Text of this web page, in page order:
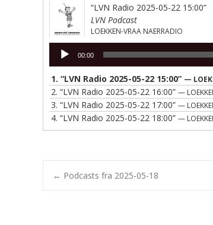
“LVN Radio 2025-05-22 15:00”
LVN Podcast
LOEKKEN-VRAA NAERRADIO
Lydafspiller
00:00
1. “LVN Radio 2025-05-22 15:00” —
2. “LVN Radio 2025-05-22 16:00” —
3. “LVN Radio 2025-05-22 17:00” —
4. “LVN Radio 2025-05-22 18:00” —
Post
← Podcasts fra 2025-05-18